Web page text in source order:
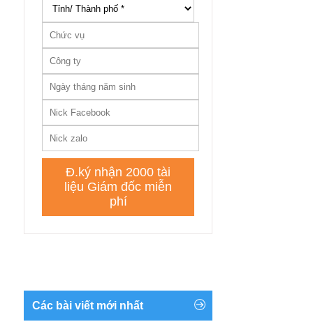
Các bài viết mới nhất